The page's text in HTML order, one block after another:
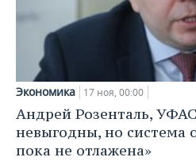
Экономика 17 ноя, 00:00
Андрей Розенталь,
невыгодны, но система
пока не отлажена»